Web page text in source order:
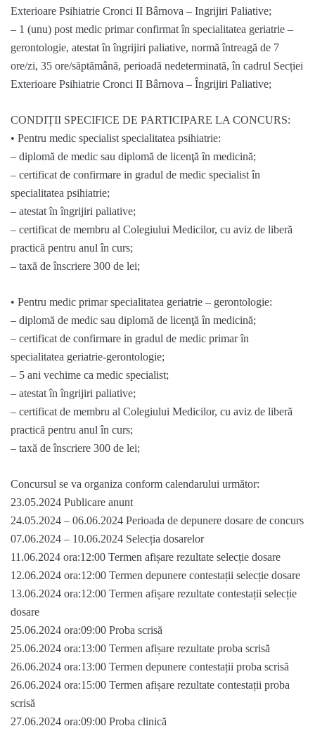
Exterioare Psihiatrie Cronci II Bârnova – Ingrijiri Paliative;
– 1 (unu) post medic primar confirmat în specialitatea geriatrie –
gerontologie, atestat în îngrijiri paliative, normă întreagă de 7
ore/zi, 35 ore/săptămână, perioadă nedeterminată, în cadrul Secției
Exterioare Psihiatrie Cronci II Bârnova – Îngrijiri Paliative;
CONDIȚII SPECIFICE DE PARTICIPARE LA CONCURS:
• Pentru medic specialist specialitatea psihiatrie:
– diplomă de medic sau diplomă de licenţă în medicină;
– certificat de confirmare in gradul de medic specialist în
specialitatea psihiatrie;
– atestat în îngrijiri paliative;
– certificat de membru al Colegiului Medicilor, cu aviz de liberă
practică pentru anul în curs;
– taxă de înscriere 300 de lei;
• Pentru medic primar specialitatea geriatrie – gerontologie:
– diplomă de medic sau diplomă de licenţă în medicină;
– certificat de confirmare in gradul de medic primar în
specialitatea geriatrie-gerontologie;
– 5 ani vechime ca medic specialist;
– atestat în îngrijiri paliative;
– certificat de membru al Colegiului Medicilor, cu aviz de liberă
practică pentru anul în curs;
– taxă de înscriere 300 de lei;
Concursul se va organiza conform calendarului următor:
23.05.2024 Publicare anunt
24.05.2024 – 06.06.2024 Perioada de depunere dosare de concurs
07.06.2024 – 10.06.2024 Selecția dosarelor
11.06.2024 ora:12:00 Termen afișare rezultate selecție dosare
12.06.2024 ora:12:00 Termen depunere contestații selecție dosare
13.06.2024 ora:12:00 Termen afișare rezultate contestații selecție
dosare
25.06.2024 ora:09:00 Proba scrisă
25.06.2024 ora:13:00 Termen afișare rezultate proba scrisă
26.06.2024 ora:13:00 Termen depunere contestații proba scrisă
26.06.2024 ora:15:00 Termen afișare rezultate contestații proba
scrisă
27.06.2024 ora:09:00 Proba clinică